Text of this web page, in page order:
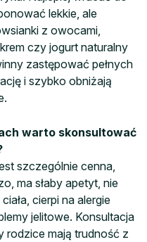
lekkie, ale
z owocami,
czy jogurt naturalny
zastępować pełnych
i szybko obniżają
warto skonsultować
szczególnie cenna,
ma słaby apetyt, nie
cierpi na alergie
jelitowe. Konsultacja
rodzice mają trudność z